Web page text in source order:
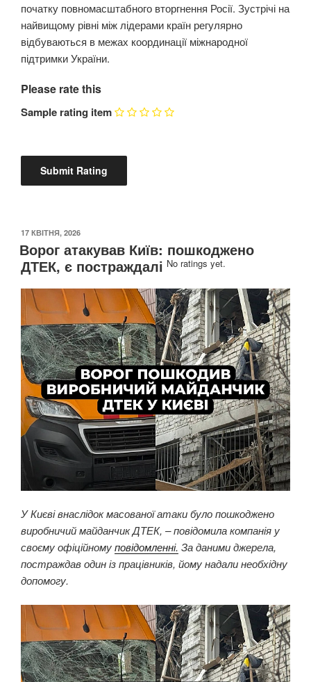
початку повномасштабного вторгнення Росії. Зустрічі на
найвищому рівні між лідерами країн регулярно
відбуваються в межах координації міжнародної
підтримки України.
Please rate this
Sample rating item
ОПУБЛІКОВАНО
17 КВІТНЯ, 2026
Ворог атакував Київ: пошкоджено
ДТЕК, є постраждалі No ratings yet.
У Києві внаслідок масованої атаки було пошкоджено
виробничий майданчик ДТЕК, – повідомила компанія у
своєму офіційномуповідомленні. За даними джерела,
постраждав один із працівників, йому надали необхідну
допомогу.